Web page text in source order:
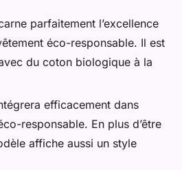
parfaitement l’excellence
éco-responsable. Il est
du coton biologique à la
efficacement dans
responsable. En plus d’être
affiche aussi un style